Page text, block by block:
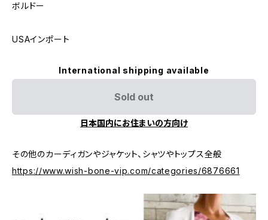
ボルドー
USAインポート
International shipping available
Sold out
日本国内にお住まいの方向け
その他のカーディガンやジャケット、シャツやトップス全般
https://www.wish-bone-vip.com/categories/6876661